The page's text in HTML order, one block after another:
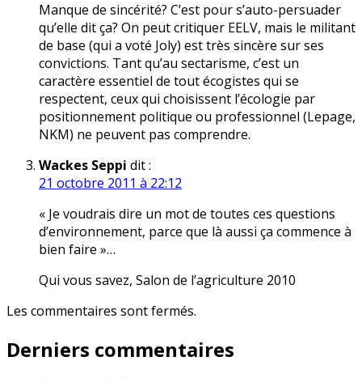
Manque de sincérité? C’est pour s’auto-persuader
qu’elle dit ça? On peut critiquer EELV, mais le militant
de base (qui a voté Joly) est très sincère sur ses
convictions. Tant qu’au sectarisme, c’est un
caractère essentiel de tout écogistes qui se
respectent, ceux qui choisissent l’écologie par
positionnement politique ou professionnel (Lepage,
NKM) ne peuvent pas comprendre.
Wackes Seppi dit :
21 octobre 2011 à 22:12
« Je voudrais dire un mot de toutes ces questions
d’environnement, parce que là aussi ça commence à
bien faire »…
Qui vous savez, Salon de l’agriculture 2010
Les commentaires sont fermés.
Derniers commentaires